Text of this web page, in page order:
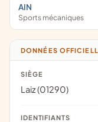
AIN
Sports mécaniques
DONNÉES
SIÈGE
Laiz (01290)
IDENTIFIANTS